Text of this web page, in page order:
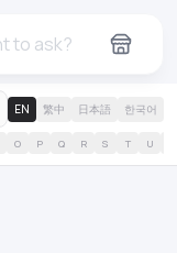
EN 繁中 日本語 한국어
O P Q R S T U